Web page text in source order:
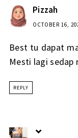
Pizzah
OCTOBER 16,
Best tu dapat
Mesti lagi sedap
REPLY